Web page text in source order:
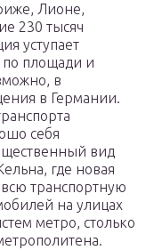
Лионе,
230 тысяч
уступает
по площади и
в
в Германии.
себя
вид
где новая
транспортную
на улицах
метро, столько